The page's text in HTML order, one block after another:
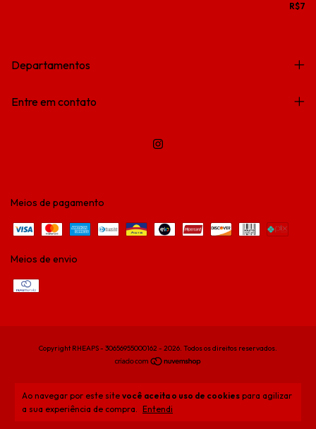
Ao navegar por este site você aceita o uso de cookies para agilizar
a sua experiência de compra. Entendi
Departamentos
Entre em contato
Meios de pagamento
Meios de envio
Copyright RHEAPS - 30656955000162 - 2026. Todos os direitos reservados.